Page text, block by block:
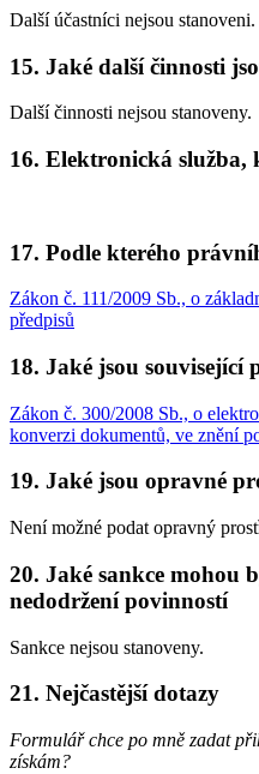
Další účastníci nejsou stanoveni.
15. Jaké další činnosti
Další činnosti nejsou stanoveny.
16. Elektronická služba,
17. Podle kterého
Zákon č. 111/2009 Sb., o
předpisů
18. Jaké jsou související
Zákon č. 300/2008 Sb., o
konverzi dokumentů, ve znění
19. Jaké jsou opravné
Není možné podat opravný
20. Jaké sankce mohou
nedodržení povinností
Sankce nejsou stanoveny.
21. Nejčastější dotazy
Formulář chce po mně zadat
získám?